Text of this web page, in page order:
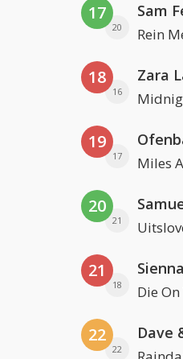
17
20
Sam
Rein
18
16
Zara
19
17 Miles
20
21
21
18 Die
22
22
Dave